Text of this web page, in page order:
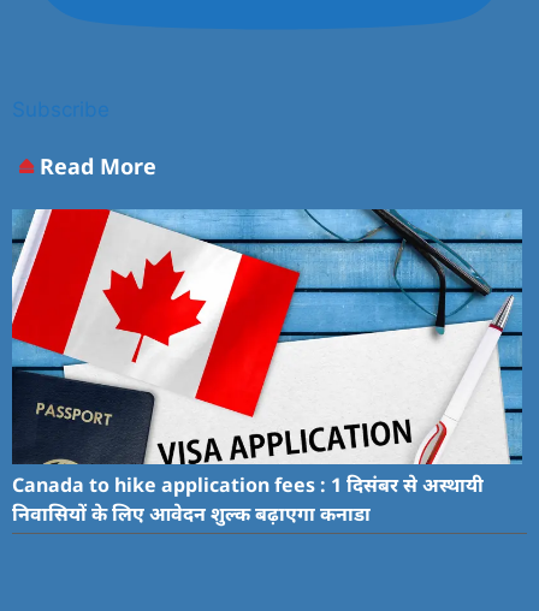
Subscribe
Read More
Canada to hike application fees : 1 दिसंबर से अस्थायी
निवासियों के लिए आवेदन शुल्क बढ़ाएगा कनाडा